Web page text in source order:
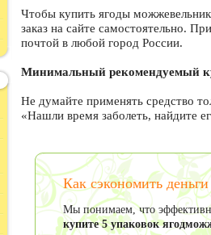
Чтобы купить ягоды
заказ на сайте самостоятельно.
почтой в любой город России.
Минимальный рекомендуемый
Не думайте применять средство
«Нашли время заболеть, найдите
Как сэкономить
Мы понимаем, что
купите 5 упаковок